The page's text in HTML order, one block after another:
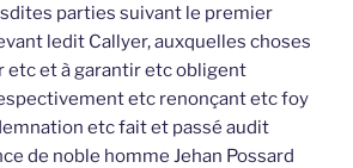
parties suivant le premier
ledit Callyer, auxquelles choses
etc et à garantir etc obligent
etc renonçant etc foy
etc fait et passé audit
de noble homme Jehan Possard